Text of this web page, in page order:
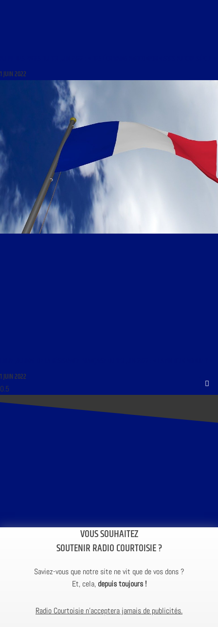
1 JUIN 2022
1 JUIN 2022
VOUS SOUHAITEZ
SOUTENIR RADIO COURTOISIE ?
Saviez-vous que notre site ne vit que de vos dons ?
Et, cela, depuis toujours !
Radio Courtoisie n’acceptera jamais de publicités.